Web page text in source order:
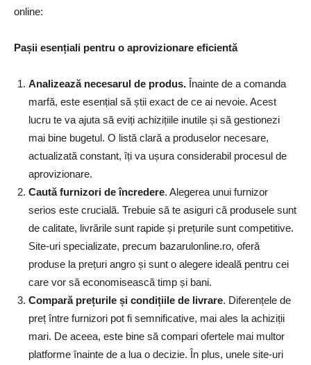
online:
Pașii esențiali pentru o aprovizionare eficientă
Analizează necesarul de produs. Înainte de a comanda
marfă, este esențial să știi exact de ce ai nevoie. Acest
lucru te va ajuta să eviți achizițiile inutile și să gestionezi
mai bine bugetul. O listă clară a produselor necesare,
actualizată constant, îți va ușura considerabil procesul de
aprovizionare.
Caută furnizori de încredere. Alegerea unui furnizor
serios este crucială. Trebuie să te asiguri că produsele sunt
de calitate, livrările sunt rapide și prețurile sunt competitive.
Site-uri specializate, precum bazarulonline.ro, oferă
produse la prețuri angro și sunt o alegere ideală pentru cei
care vor să economisească timp și bani.
Compară prețurile și condițiile de livrare. Diferențele de
preț între furnizori pot fi semnificative, mai ales la achiziții
mari. De aceea, este bine să compari ofertele mai multor
platforme înainte de a lua o decizie. În plus, unele site-uri